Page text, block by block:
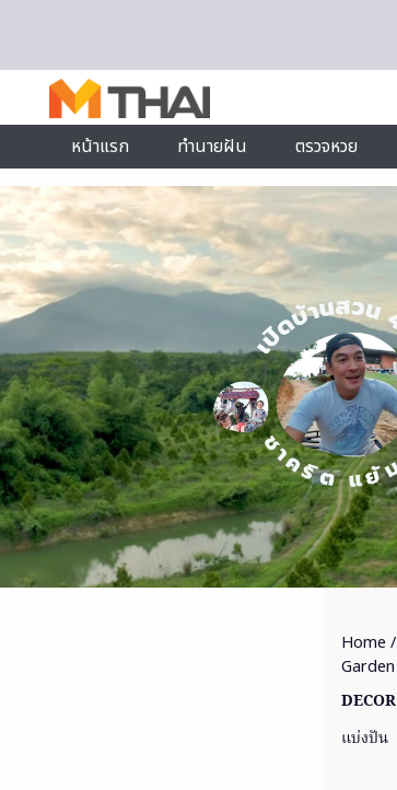
หน้าแรก
ทำนายฝัน ตรวจหวย
Home /
Garden
DECOR
แบ่งปัน